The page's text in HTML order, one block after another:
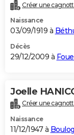
Créer une
Naissance
03/09/1919 à
Décès
29/12/2009 à
Joelle
Créer une
Naissance
11/12/1947 à